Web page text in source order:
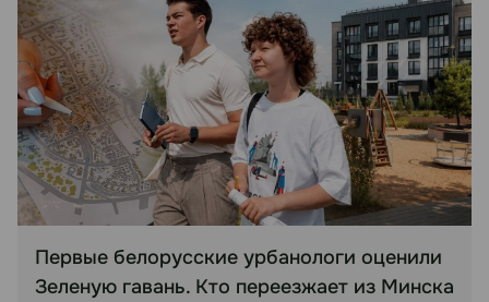
Первые белорусские урбанологи оценили
Зеленую гавань. Кто переезжает из Минска